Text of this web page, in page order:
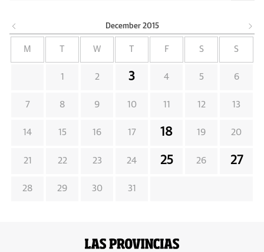
December 2015
M W F S S
1 2 3 4 5 6
7 8 9 10 11 12 13
14 15 16 17 18 19 20
21 22 23 24 25 26 27
28 29 30 31